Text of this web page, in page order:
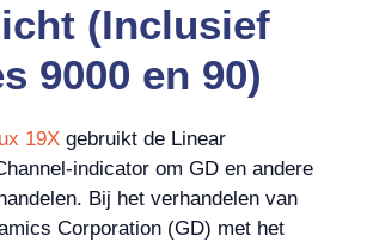
(Inclusief
9000 en 90)
19X gebruikt de Linear
indicator om GD en andere
Bij het verhandelen van
Corporation (GD) met het